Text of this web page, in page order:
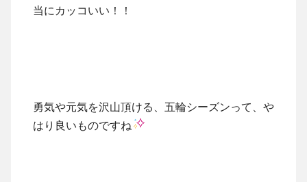
当にカッコいい！！
勇気や元気を沢山頂ける、五輪シーズンって、や
はり良いものですね